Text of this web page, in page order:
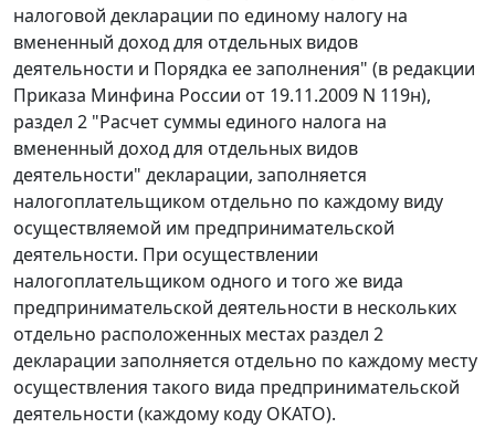
налоговой декларации по единому налогу на
вмененный доход для отдельных видов
деятельности и Порядка ее заполнения" (в редакции
Приказа Минфина России от 19.11.2009 N 119н),
раздел 2 "Расчет суммы единого налога на
вмененный доход для отдельных видов
деятельности" декларации, заполняется
налогоплательщиком отдельно по каждому виду
осуществляемой им предпринимательской
деятельности. При осуществлении
налогоплательщиком одного и того же вида
предпринимательской деятельности в нескольких
отдельно расположенных местах раздел 2
декларации заполняется отдельно по каждому месту
осуществления такого вида предпринимательской
деятельности (каждому коду ОКАТО).